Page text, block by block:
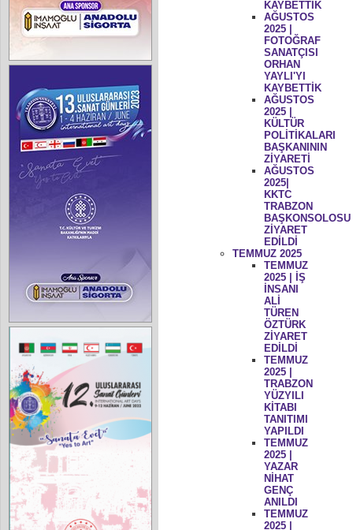
KAYBETTİK
AĞUSTOS
2025 |
FOTOĞRAF
SANATÇISI
ORHAN
YAYLI'YI
KAYBETTİK
AĞUSTOS
2025 |
KÜLTÜR
POLİTİKALARI
BAŞKANININ
ZİYARETİ
AĞUSTOS
2025|
KKTC
TRABZON
BAŞKONSOLOSU
ZİYARET
EDİLDİ
TEMMUZ 2025
TEMMUZ
2025 | İŞ
İNSANI
ALİ
TÜREN
ÖZTÜRK
ZİYARET
EDİLDİ
TEMMUZ
2025 |
TRABZON
YÜZYILI
KİTABI
TANITIMI
YAPILDI
TEMMUZ
2025 |
YAZAR
NİHAT
GENÇ
ANILDI
TEMMUZ
2025 |